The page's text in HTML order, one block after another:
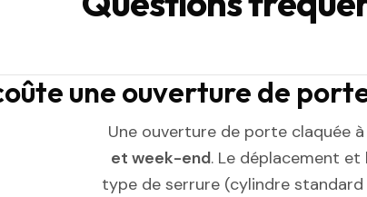
une ouverture de
Une ouverture de porte claquée
et week-end. Le déplacement
type de serrure (cylindre